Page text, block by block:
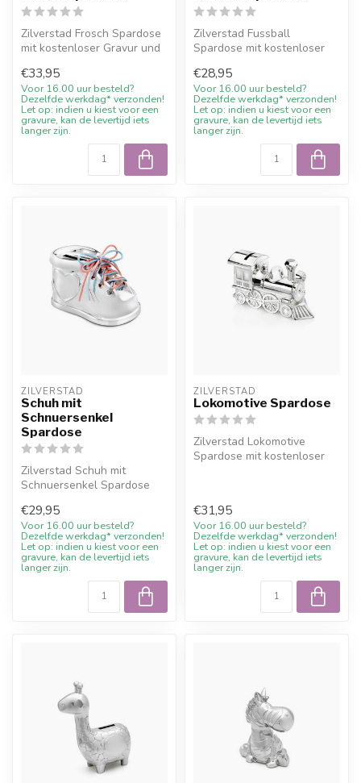
Zilverstad Frosch Spardose
mit kostenloser Gravur und
...
€33,95
Voor 16.00 uur besteld?
Dezelfde werkdag* verzonden!
Let op: indien u kiest voor een
gravure, kan de levertijd iets
langer zijn.
Zilverstad Fussball
Spardose mit kostenloser
Willkommensrabatt be...
€28,95
Voor 16.00 uur besteld?
Dezelfde werkdag* verzonden!
Let op: indien u kiest voor een
gravure, kan de levertijd iets
langer zijn.
ZILVERSTAD
Schuh mit
Schnuersenkel
Spardose
Zilverstad Schuh mit
Schnuersenkel Spardose
10% Willk...
€29,95
Voor 16.00 uur besteld?
Dezelfde werkdag* verzonden!
Let op: indien u kiest voor een
gravure, kan de levertijd iets
langer zijn.
ZILVERSTAD
Lokomotive Spardose
Zilverstad Lokomotive
Spardose mit kostenloser
€31,95
Voor 16.00 uur besteld?
Dezelfde werkdag* verzonden!
Let op: indien u kiest voor een
gravure, kan de levertijd iets
langer zijn.